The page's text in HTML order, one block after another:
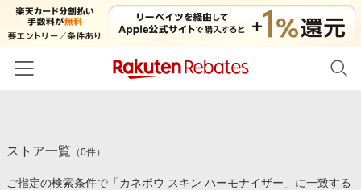
カテゴリー一覧
百貨店・総合ECモール
イベント一覧
ストア一覧 （0件）
ご指定の検索条件で「カネボウ スキン ハーモナイザー」に一致する